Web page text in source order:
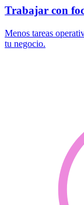
Trabajar con
Menos tareas
tu negocio.